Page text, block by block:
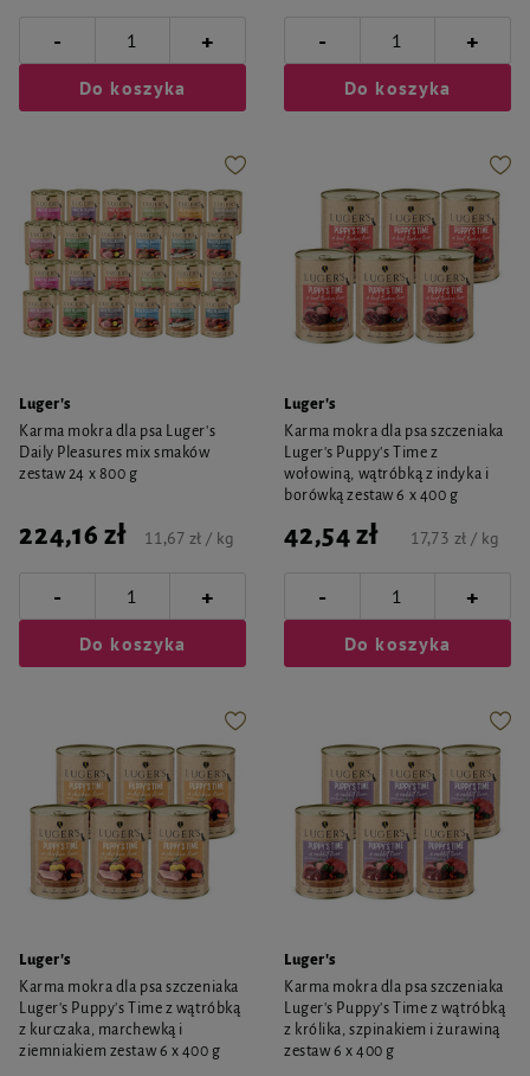
- +
Do koszyka
- +
Do koszyka
Luger's
Karma mokra dla psa Luger's
Daily Pleasures mix smaków
zestaw 24 x 800 g
224,16 zł 11,67 zł / kg
- +
Do koszyka
Luger's
Karma mokra dla psa szczeniaka
Luger's Puppy's Time z
wołowiną, wątróbką z indyka i
borówką zestaw 6 x 400 g
42,54 zł 17,73 zł / kg
- +
Do koszyka
Luger's
Karma mokra dla psa szczeniaka
Luger's Puppy's Time z wątróbką
z kurczaka, marchewką i
ziemniakiem zestaw 6 x 400 g
Luger's
Karma mokra dla psa szczeniaka
Luger's Puppy's Time z wątróbką
z królika, szpinakiem i żurawiną
zestaw 6 x 400 g